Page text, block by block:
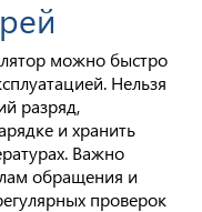
можно быстро
Нельзя
разряд,
и хранить
Важно
обращения и
проверок